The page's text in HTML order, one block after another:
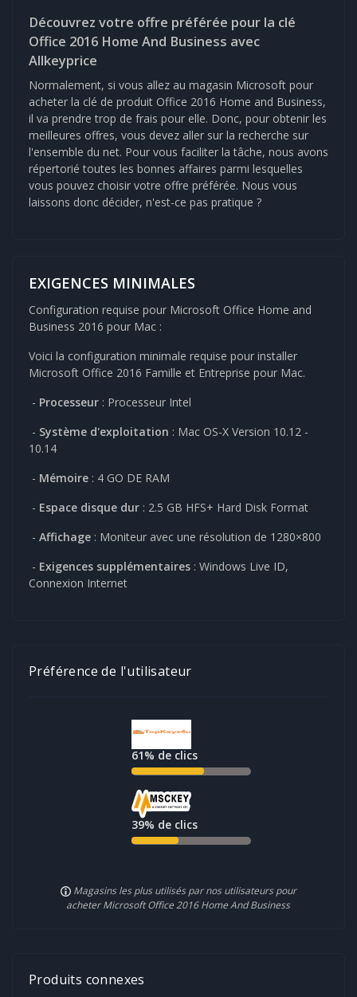
Découvrez votre offre préférée pour la clé
Office 2016 Home And Business avec
Allkeyprice
Normalement, si vous allez au magasin Microsoft pour
acheter la clé de produit Office 2016 Home and Business,
il va prendre trop de frais pour elle. Donc, pour obtenir les
meilleures offres, vous devez aller sur la recherche sur
l'ensemble du net. Pour vous faciliter la tâche, nous avons
répertorié toutes les bonnes affaires parmi lesquelles
vous pouvez choisir votre offre préférée. Nous vous
laissons donc décider, n'est-ce pas pratique ?
EXIGENCES MINIMALES
Configuration requise pour Microsoft Office Home and
Business 2016 pour Mac :
Voici la configuration minimale requise pour installer
Microsoft Office 2016 Famille et Entreprise pour Mac.
- Processeur : Processeur Intel
- Système d'exploitation : Mac OS-X Version 10.12 -
10.14
- Mémoire : 4 GO DE RAM
- Espace disque dur : 2.5 GB HFS+ Hard Disk Format
- Affichage : Moniteur avec une résolution de 1280×800
- Exigences supplémentaires : Windows Live ID,
Connexion Internet
Préférence de l'utilisateur
61% de clics
39% de clics
Magasins les plus utilisés par nos utilisateurs pour
acheter Microsoft Office 2016 Home And Business
Produits connexes